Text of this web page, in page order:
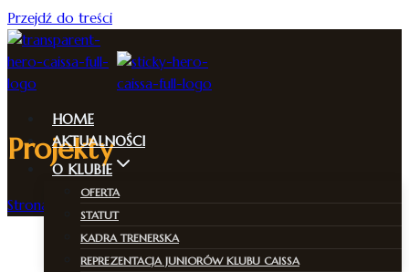
Przejdź do treści
HOME
AKTUALNOŚCI
O KLUBIE
OFERTA
STATUT
KADRA TRENERSKA
REPREZENTACJA JUNIORÓW KLUBU CAISSA
Projekty
Strona Główna / Projekty